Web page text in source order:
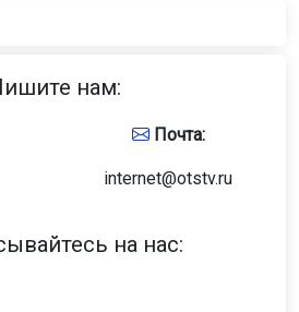
нам:
Почта:
internet@otstv.ru
на нас: